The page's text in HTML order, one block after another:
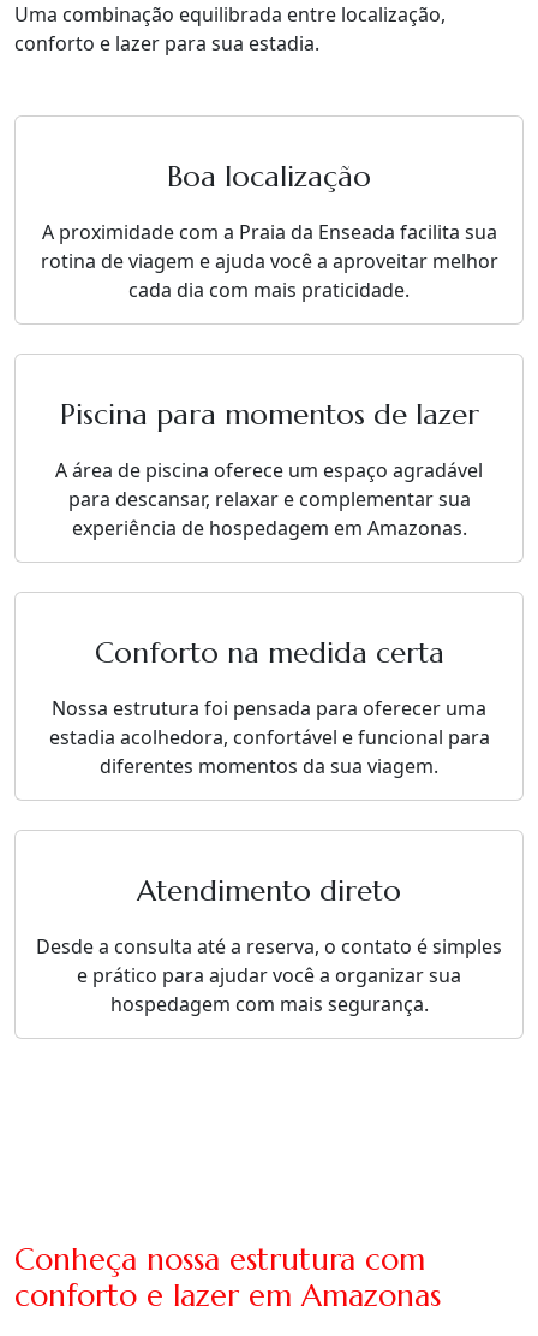
Uma combinação equilibrada entre localização,
conforto e lazer para sua estadia.
Boa localização
A proximidade com a Praia da Enseada facilita sua
rotina de viagem e ajuda você a aproveitar melhor
cada dia com mais praticidade.
Piscina para momentos de lazer
A área de piscina oferece um espaço agradável
para descansar, relaxar e complementar sua
experiência de hospedagem em Amazonas.
Conforto na medida certa
Nossa estrutura foi pensada para oferecer uma
estadia acolhedora, confortável e funcional para
diferentes momentos da sua viagem.
Atendimento direto
Desde a consulta até a reserva, o contato é simples
e prático para ajudar você a organizar sua
hospedagem com mais segurança.
Conheça nossa estrutura com
conforto e lazer em Amazonas